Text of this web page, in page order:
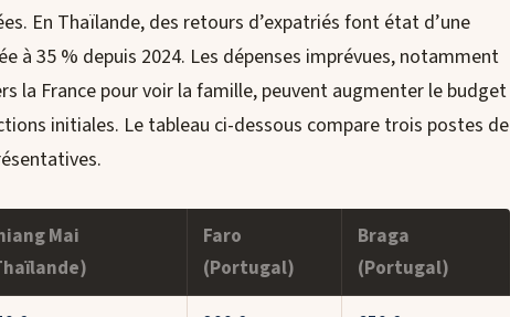
En Thaïlande, des retours d’expatriés font état d’une
à 35 % depuis 2024. Les dépenses imprévues, notamment
la France pour voir la famille, peuvent augmenter le budget
initiales. Le tableau ci-dessous compare trois postes de
Mai
Faro
(Portugal)
Braga
(Portugal)